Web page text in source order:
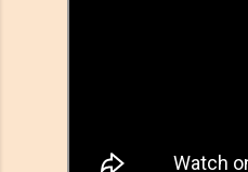
απλές συμβουλές Blogger